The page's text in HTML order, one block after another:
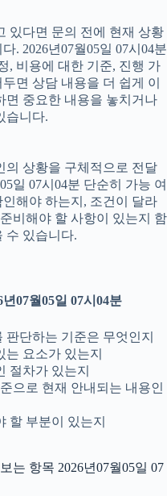
있다면 문의 전에 현재 상황
. 2026년07월05일 07시04분
, 비용에 대한 기준, 진행 가
면 상담 내용을 더 쉽게 이
면 중요한 내용을 놓치거나
습니다.
의 상황을 구체적으로 전달
일 07시04분 단순히 가능 여
해야 하는지, 조건이 달라
비해야 할 사항이 있는지 함
수 있습니다.
07월05일 07시04분
단하는 기준은 무엇인지
요소가 있는지
절차가 있는지
으로 현재 안내되는 내용인
할 부분이 있는지
는 항목 2026년07월05일 07